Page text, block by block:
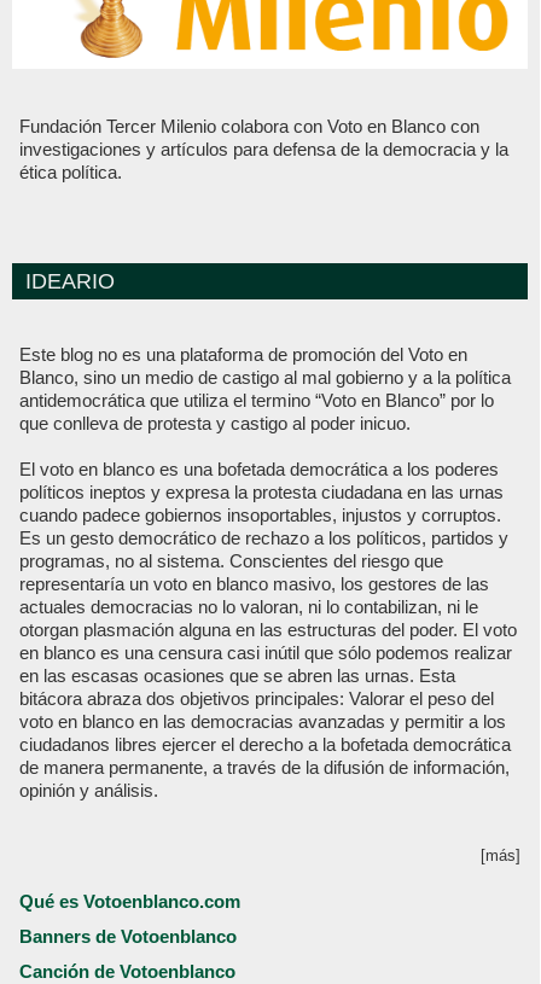
Fundación Tercer Milenio colabora con Voto en Blanco con
investigaciones y artículos para defensa de la democracia y la
ética política.
IDEARIO
Este blog no es una plataforma de promoción del Voto en
Blanco, sino un medio de castigo al mal gobierno y a la política
antidemocrática que utiliza el termino “Voto en Blanco” por lo
que conlleva de protesta y castigo al poder inicuo.
El voto en blanco es una bofetada democrática a los poderes
políticos ineptos y expresa la protesta ciudadana en las urnas
cuando padece gobiernos insoportables, injustos y corruptos.
Es un gesto democrático de rechazo a los políticos, partidos y
programas, no al sistema. Conscientes del riesgo que
representaría un voto en blanco masivo, los gestores de las
actuales democracias no lo valoran, ni lo contabilizan, ni le
otorgan plasmación alguna en las estructuras del poder. El voto
en blanco es una censura casi inútil que sólo podemos realizar
en las escasas ocasiones que se abren las urnas. Esta
bitácora abraza dos objetivos principales: Valorar el peso del
voto en blanco en las democracias avanzadas y permitir a los
ciudadanos libres ejercer el derecho a la bofetada democrática
de manera permanente, a través de la difusión de información,
opinión y análisis.
[más]
Qué es Votoenblanco.com
Banners de Votoenblanco
Canción de Votoenblanco